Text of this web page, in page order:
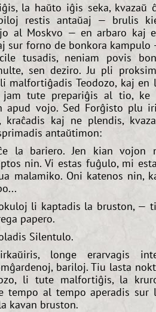
la haŭto iĝis seka, kvazaŭ
restis antaŭaj — brulis
al Moskvo — en arbaro kaj
sur forno de bonkora kampulo
tusadis, neniam povis
sen deziro. Ju pli
malfortiĝadis Teodozo, kaj en
jam tute prepariĝis al tio, ke
apud vojo. Sed Forĝisto plu
kaj ne plendis,
antaŭtimon:
la bariero. Jen kian vojon
nin. Vi estas fuĝulo, mi
malamiko. Oni katenos nin,
li kaptadis la bruston, —
papero.
Silentulo.
longe erarvagis
bariloj. Tiu lasta
li tute malfortiĝis, la
tempo al tempo aperadis sur
kavan bruston.